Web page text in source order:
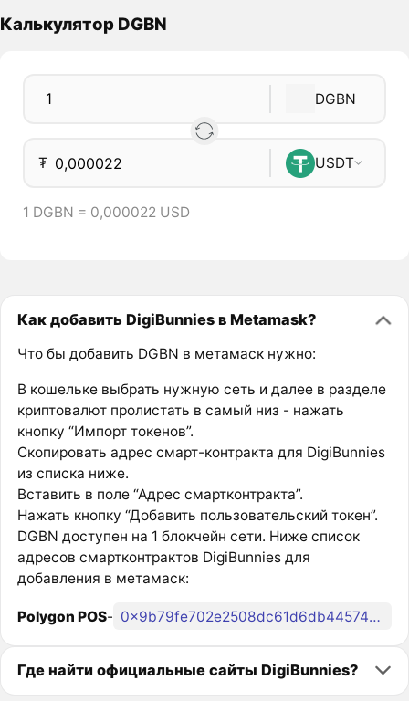
Калькулятор DGBN
DGBN
₮ USDT
1 DGBN = 0,000022 USD
Как добавить DigiBunnies в Metamask?
Что бы добавить DGBN в метамаск нужно:
В кошельке выбрать нужную сеть и далее в разделе
криптовалют пролистать в самый низ - нажать
кнопку “Импорт токенов”.
Скопировать адрес смарт-контракта для DigiBunnies
из списка ниже.
Вставить в поле “Адрес смартконтракта”.
Нажать кнопку “Добавить пользовательский токен”.
DGBN доступен на 1 блокчейн сети. Ниже список
адресов смартконтрактов DigiBunnies для
добавления в метамаск:
Polygon POS- 0x9b79fe702e2508dc61d6db44574462128e626222
Где найти официальные сайты DigiBunnies?